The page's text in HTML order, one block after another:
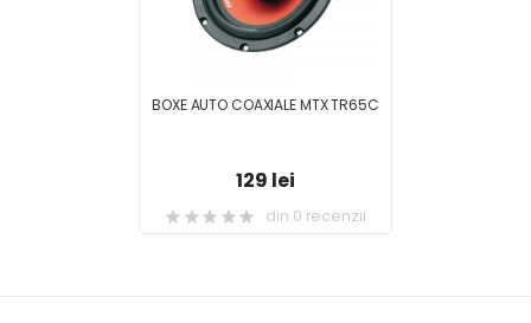
BOXE AUTO COAXIALE MTX TR65C
129 lei
din 0 recenzii